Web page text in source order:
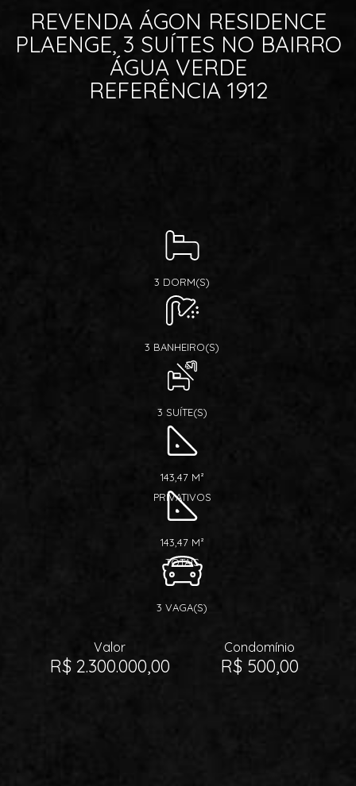
REVENDA ÁGON RESIDENCE
PLAENGE, 3 SUÍTES NO BAIRRO
ÁGUA VERDE
REFERÊNCIA 1912
3 DORM(S)
3 BANHEIRO(S)
3 SUÍTE(S)
143,47 M²
PRIVATIVOS
143,47 M²
TOTAIS
3 VAGA(S)
Valor
R$ 2.300.000,00
Condomínio
R$ 500,00